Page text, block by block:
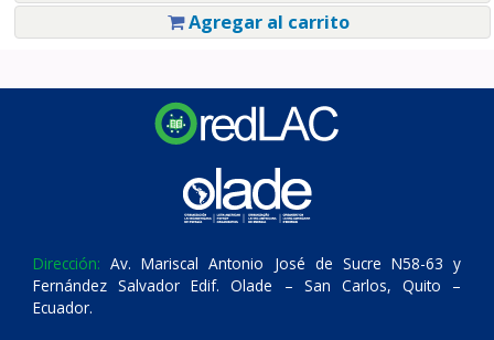
Agregar al carrito
Dirección: Av. Mariscal Antonio José de Sucre N58-63 y
Fernández Salvador Edif. Olade – San Carlos, Quito –
Ecuador.